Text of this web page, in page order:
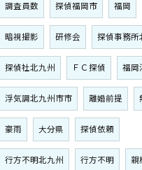
調査員数 探偵福岡市 福岡
暗視撮影 研修会 探偵事務所
探偵社北九州 ＦＣ探偵 福岡
浮気調北九州市市 離婚前提
豪雨 大分県 探偵依頼
行方不明北九州 行方不明 親